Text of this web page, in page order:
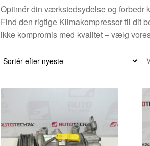
Optimér din værkstedsydelse og forbedr
Find den rigtige Klimakompressor til dit
ikke kompromis med kvalitet – vælg